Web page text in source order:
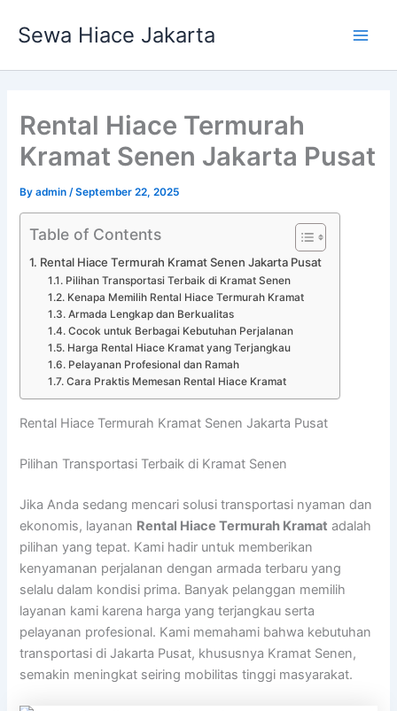
Sewa Hiace Jakarta
Rental Hiace Termurah
Kramat Senen Jakarta Pusat
Byadmin /September 22, 2025
Table of Contents
Rental Hiace Termurah Kramat Senen Jakarta Pusat
Pilihan Transportasi Terbaik di Kramat Senen
Kenapa Memilih Rental Hiace Termurah Kramat
Armada Lengkap dan Berkualitas
Cocok untuk Berbagai Kebutuhan Perjalanan
Harga Rental Hiace Kramat yang Terjangkau
Pelayanan Profesional dan Ramah
Cara Praktis Memesan Rental Hiace Kramat
Rental Hiace Termurah Kramat Senen Jakarta Pusat
Pilihan Transportasi Terbaik di Kramat Senen
Jika Anda sedang mencari solusi transportasi nyaman dan
ekonomis, layanan Rental Hiace Termurah Kramat adalah
pilihan yang tepat. Kami hadir untuk memberikan
kenyamanan perjalanan dengan armada terbaru yang
selalu dalam kondisi prima. Banyak pelanggan memilih
layanan kami karena harga yang terjangkau serta
pelayanan profesional. Kami memahami bahwa kebutuhan
transportasi di Jakarta Pusat, khususnya Kramat Senen,
semakin meningkat seiring mobilitas tinggi masyarakat.